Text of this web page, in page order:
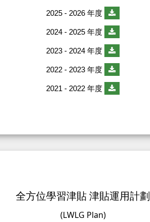
2025 - 2026 年度
2024 - 2025 年度
2023 - 2024 年度
2022 - 2023 年度
2021 - 2022 年度
全方位學習津貼 津貼運用計劃
(LWLG Plan)